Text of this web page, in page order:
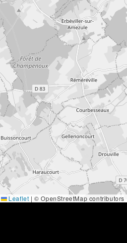
Leaflet | © OpenStreetMap contributors